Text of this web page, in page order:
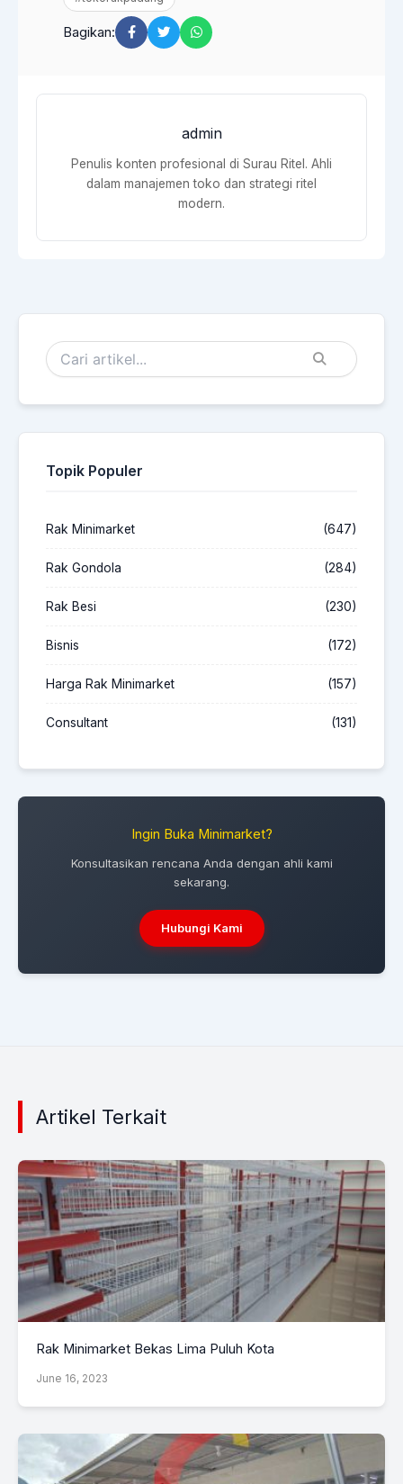
Bagikan:
admin
Penulis konten profesional di Surau Ritel. Ahli
dalam manajemen toko dan strategi ritel
modern.
Topik Populer
Rak Minimarket (647)
Rak Gondola (284)
Rak Besi (230)
Bisnis (172)
Harga Rak Minimarket (157)
Consultant (131)
Ingin Buka Minimarket?
Konsultasikan rencana Anda dengan ahli kami
sekarang.
Hubungi Kami
Artikel Terkait
Rak Minimarket Bekas Lima Puluh Kota
June 16, 2023